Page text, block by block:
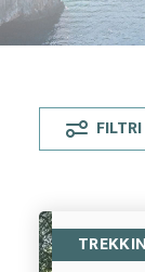
FILTRI